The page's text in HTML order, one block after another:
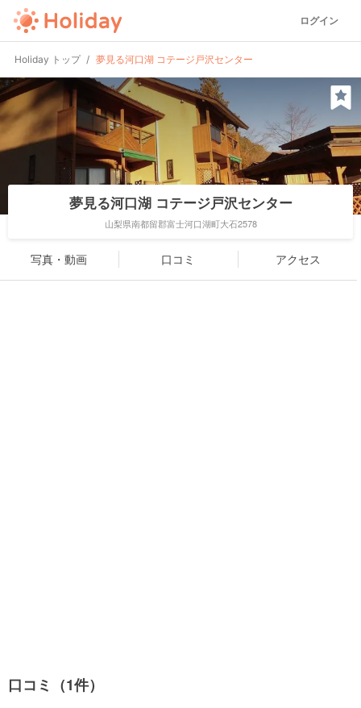
ログイン
Holiday トップ 夢見る河口湖 コテージ戸沢センター
夢見る河口湖 コテージ戸沢センター
山梨県南都留郡富士河口湖町大石2578
写真・動画 口コミ アクセス
口コミ（1件）